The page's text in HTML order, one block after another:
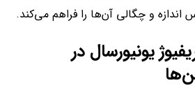
اندازه و چگالی آن‌ها را فراهم می‌کند.
یونیورسال در